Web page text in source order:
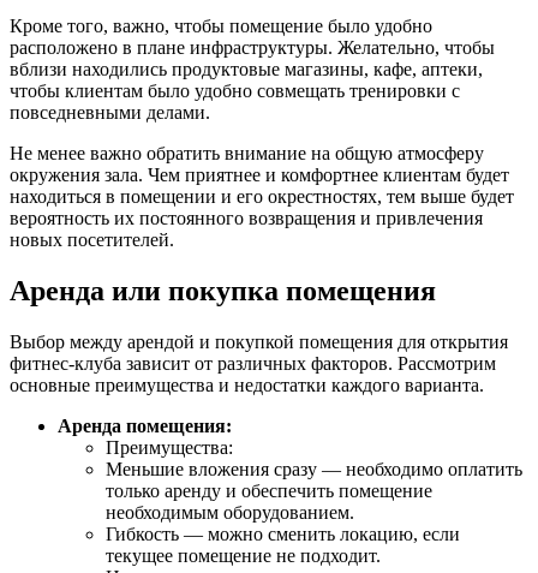
Кроме того, важно, чтобы помещение было удобно
расположено в плане инфраструктуры. Желательно, чтобы
вблизи находились продуктовые магазины, кафе, аптеки,
чтобы клиентам было удобно совмещать тренировки с
повседневными делами.
Не менее важно обратить внимание на общую атмосферу
окружения зала. Чем приятнее и комфортнее клиентам будет
находиться в помещении и его окрестностях, тем выше будет
вероятность их постоянного возвращения и привлечения
новых посетителей.
Аренда или покупка помещения
Выбор между арендой и покупкой помещения для открытия
фитнес-клуба зависит от различных факторов. Рассмотрим
основные преимущества и недостатки каждого варианта.
Аренда помещения:
Преимущества:
Меньшие вложения сразу — необходимо оплатить
только аренду и обеспечить помещение
необходимым оборудованием.
Гибкость — можно сменить локацию, если
текущее помещение не подходит.